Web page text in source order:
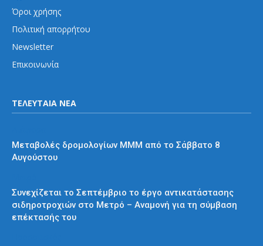
Όροι χρήσης
Πολιτική απορρήτου
Newsletter
Επικοινωνία
ΤΕΛΕΥΤΑΙΑ ΝΕΑ
Μεταβολές δρομολογίων ΜΜΜ από το Σάββατο 8
Αυγούστου
Συνεχίζεται το Σεπτέμβριο το έργο αντικατάστασης
σιδηροτροχιών στο Μετρό – Αναμονή για τη σύμβαση
επέκτασής του